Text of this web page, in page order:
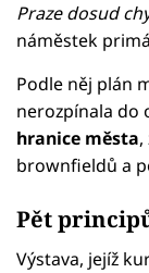
Praze dosud
náměstek
Podle něj plán
nerozpínala do
hranice města
brownfieldů a
Pět
Výstava, jejíž